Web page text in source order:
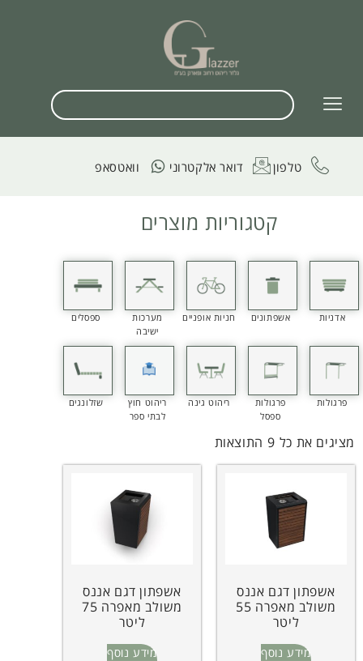
טלפון דואר אלקטרוני וואטסאפ
קטגוריות מוצרים
אדניות אשפתונים חניות אופניים
מערכות
ישיבה
ספסלים
פרגולות
פרגולות
ספסל
ריהוט גינה
ריהוט חוץ
לבתי ספר
שזלונגים
מציגים את כל ⁦9⁩ התוצאות
אשפתון דגם אננס
משולב מאפרה 55
ליטר
מידע נוסף
אשפתון דגם אננס
משולב מאפרה 75
ליטר
מידע נוסף